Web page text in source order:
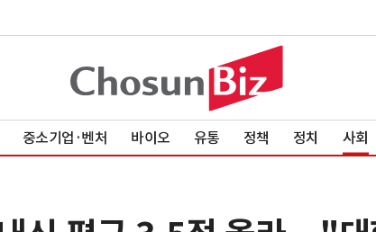
중소기업·벤처 바이오 유통 정책 정치 사회